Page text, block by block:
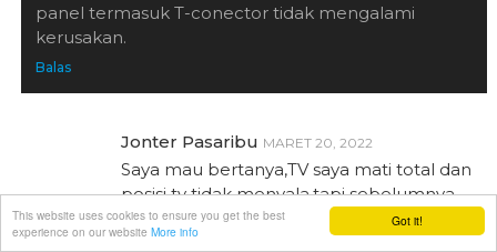
Got it!
This website uses cookies to ensure you get the best
experience on our website More info
panel termasuk T-conector tidak mengalami
kerusakan.
Balas
Jonter Pasaribu MARET 20, 2022
Saya mau bertanya,TV saya mati total dan
posisi tv tidak menyala,tapi sebelumnya
ada petir besar.posisi tv dalam keadaan di
colok,itu penyebabnya apa ya pak,dan apakah masih